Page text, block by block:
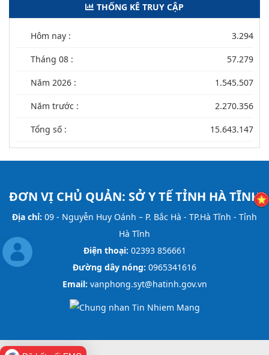
THỐNG KÊ TRUY CẬP
Hôm nay : 3.294
Tháng 08 : 57.279
Năm 2026 : 1.545.507
Năm trước : 2.270.356
Tổng số : 15.643.147
ĐƠN VỊ CHỦ QUẢN: SỞ Y TẾ TỈNH HÀ TĨNH
Địa chỉ: 09 - Nguyễn Huy Oánh – P. Bắc Hà - TP.Hà Tĩnh - Tỉnh
Hà Tĩnh
Điện thoại: 02393 856661
Đường dây nóng: 0965341616
Email: vanphong.syt@hatinh.gov.vn